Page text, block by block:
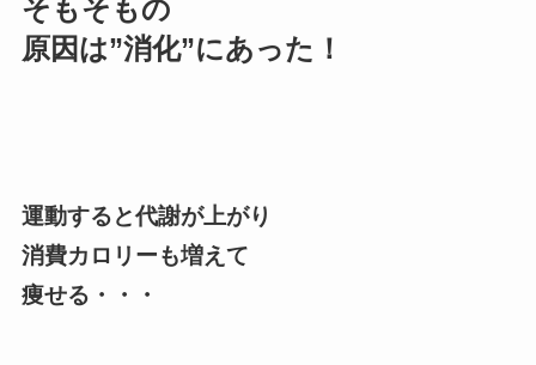
そもそもの
原因は”消化”にあった！
運動すると代謝が上がり
消費カロリーも増えて
痩せる・・・